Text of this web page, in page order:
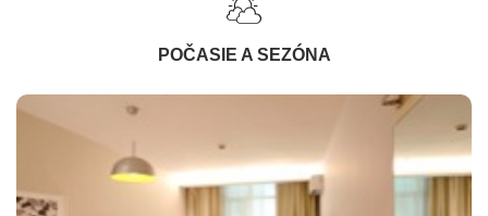
POČASIE A SEZÓNA